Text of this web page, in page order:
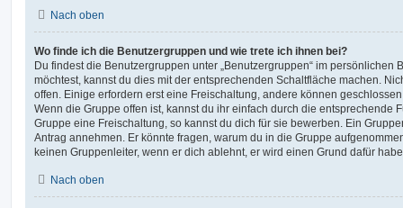
Nach oben
Wo finde ich die Benutzergruppen und wie trete ich ihnen bei?
Du findest die Benutzergruppen unter „Benutzergruppen“ im persönlichen
möchtest, kannst du dies mit der entsprechenden Schaltfläche machen.
offen. Einige erfordern erst eine Freischaltung, andere können
Wenn die Gruppe offen ist, kannst du ihr einfach durch die entsprechende
Gruppe eine Freischaltung, so kannst du dich für sie bewerben. Ein
Antrag annehmen. Er könnte fragen, warum du in die Gruppe
keinen Gruppenleiter, wenn er dich ablehnt, er wird einen Grund dafür
Nach oben